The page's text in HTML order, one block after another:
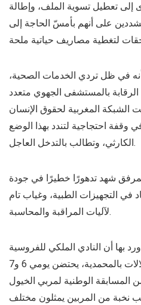
إلى تعطيل تسوية الملف، وإطالة
على أنهم بأمسّ الحاجة إلى
أنه في ظل تردي الخدمات الصحية،
بالمستشفى الجهوي متعدد
الشبكة المغربية لحقوق الإنسان
وقفة احتجاجية لتندد بهذا الوضع
الكارثي، وتطالب بالتدخل العاجل.
شهد تدهورًا خطيرًا في جودة
التجهيزات الطبية، وغياب تام
لآليات المراقبة والمحاسبة.
بها أن النادي الملكي للفروسية
“المهماز الفضي”، بمنطقة الشلالات بالمحمدية، يحتضن يومي 6 و7
المسابقة الوطنية لمربي الخيول
نخبة من المربين يمثلون مختلف